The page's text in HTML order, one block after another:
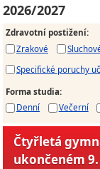
2026/2027
Zdravotní postižení:
Zrakové
Specifické poruchy
Forma studia:
Denní
Večerní
Čtyřletá
ukončeném